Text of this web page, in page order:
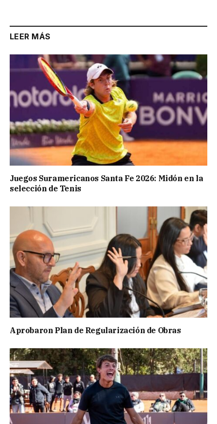
LEER MÁS
Juegos Suramericanos Santa Fe 2026: Midón en la
selección de Tenis
Aprobaron Plan de Regularización de Obras